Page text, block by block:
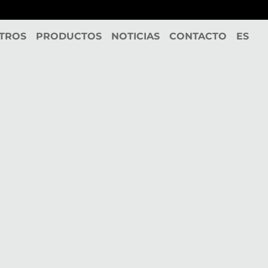
PRODUCTOS NOTICIAS CONTACTO ES